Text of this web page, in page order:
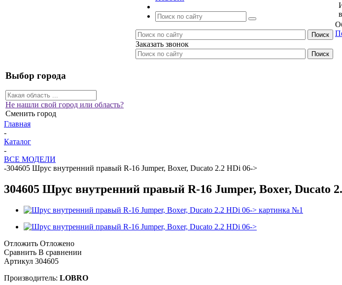
Заказать звонок
Выбор города
Не нашли свой город или область?
Сменить город
Главная
-
Каталог
-
ВСЕ МОДЕЛИ
-304605 Шрус внутренний правый R-16 Jumper, Boxer, Ducato 2.2 HDi 06->
304605 Шрус внутренний правый R-16 Jumper, Boxer, Ducato
Отложить Отложено
Сравнить В сравнении
Артикул 304605
Производитель: LOBRO